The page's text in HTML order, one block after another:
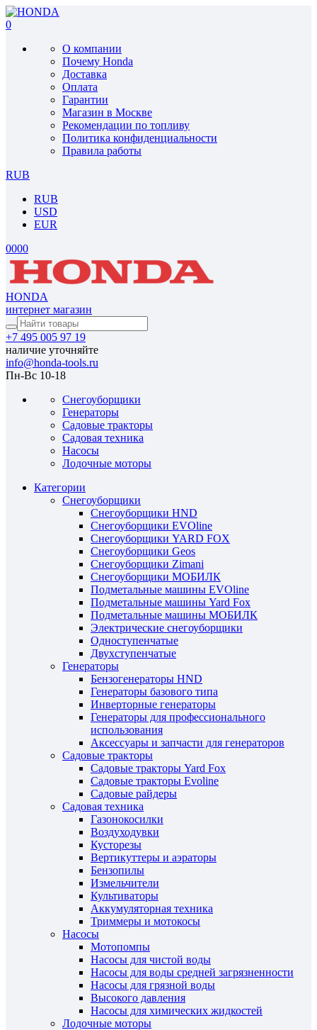
0
О компании
Почему Honda
Доставка
Оплата
Гарантии
Магазин в Москве
Рекомендации по топливу
Политика конфиденциальности
Правила работы
RUB
RUB
USD
EUR
0000
HONDA
интернет магазин
+7 495 005 97 19
наличие уточняйте
info@honda-tools.ru
Пн-Вс 10-18
Снегоуборщики
Генераторы
Садовые тракторы
Садовая техника
Насосы
Лодочные моторы
Категории
Снегоуборщики
Снегоуборщики HND
Снегоуборщики EVOline
Снегоуборщики YARD FOX
Снегоуборщики Geos
Снегоуборщики Zimani
Снегоуборщики МОБИЛК
Подметальные машины EVOline
Подметальные машины Yard Fox
Подметальные машины МОБИЛК
Электрические снегоуборщики
Одноступенчатые
Двухступенчатые
Генераторы
Бензогенераторы HND
Генераторы базового типа
Инверторные генераторы
Генераторы для профессионального
использования
Аксессуары и запчасти для генераторов
Садовые тракторы
Садовые тракторы Yard Fox
Садовые тракторы Evoline
Садовые райдеры
Садовая техника
Газонокосилки
Воздуходувки
Кусторезы
Вертикуттеры и аэраторы
Бензопилы
Измельчители
Культиваторы
Аккумуляторная техника
Триммеры и мотокосы
Насосы
Мотопомпы
Насосы для чистой воды
Насосы для воды средней загрязненности
Насосы для грязной воды
Высокого давления
Насосы для химических жидкостей
Лодочные моторы